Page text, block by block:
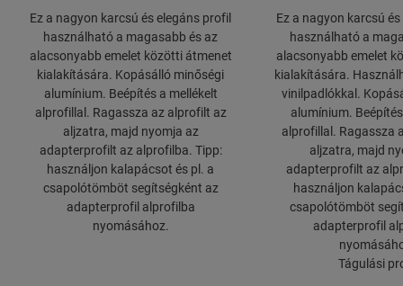
Ez a nagyon karcsú és elegáns profil
használható a magasabb és az
alacsonyabb emelet közötti átmenet
kialakítására. Kopásálló minőségi
alumínium. Beépítés a mellékelt
alprofillal. Ragassza az alprofilt az
aljzatra, majd nyomja az
adapterprofilt az alprofilba. Tipp:
használjon kalapácsot és pl. a
csapolótömböt segítségként az
adapterprofil alprofilba
nyomásához.
Ez a nagyon karcsú
használható a
alacsonyabb emelet
kialakítására.
vinilpadlókkal.
alumínium.
alprofillal. Ragassza
aljzatra, majd
adapterprofilt az
használjon
csapolótömböt
adapterprofil
Tágulási